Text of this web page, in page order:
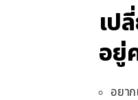
เป
อยู่
อยาก